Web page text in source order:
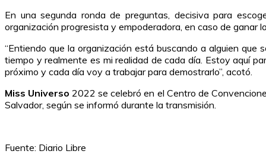
En una segunda ronda de preguntas, decisiva para
organización progresista y empoderadora, en caso de ganar
“Entiendo que la organización está buscando a alguien que
tiempo y realmente es mi realidad de cada día. Estoy aquí
próximo y cada día voy a trabajar para demostrarlo”, acotó.
Miss Universo 2022 se celebró en el Centro de
Salvador, según se informó durante la transmisión.
Fuente: Diario Libre